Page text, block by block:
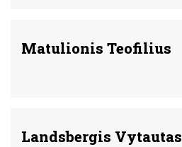
Matulionis Teofilius
Landsbergis Vytautas